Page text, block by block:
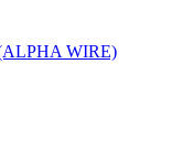
WIRE)